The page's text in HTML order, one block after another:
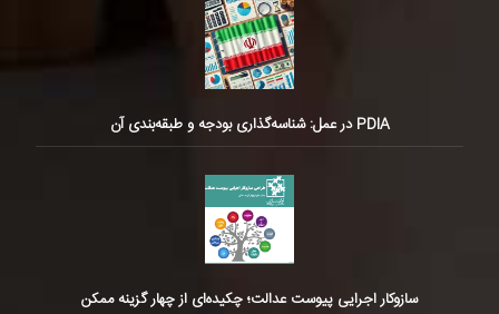
PDIA در عمل: شناسه‌گذاری بودجه و طبقه‌بندی آن
سازوکار اجرایی پیوست عدالت؛ چکیده‌ای از چهار گزینه ممکن